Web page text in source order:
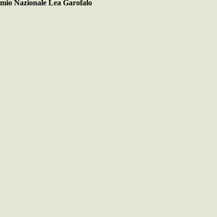
Nazionale Lea Garofalo